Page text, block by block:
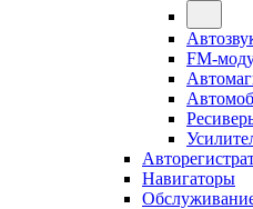
FM-
Навигаторы